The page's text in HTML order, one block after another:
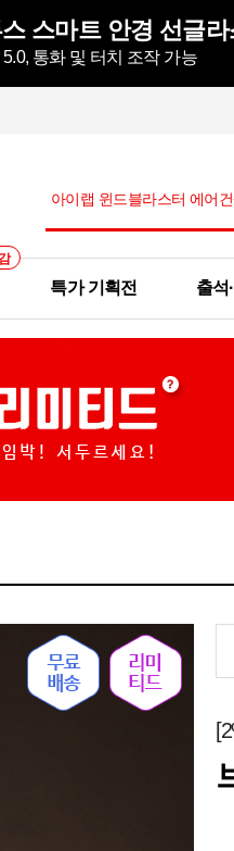
스마트 안경 선글라
통화 및 터치 조작 가능
특가 기획전 출석